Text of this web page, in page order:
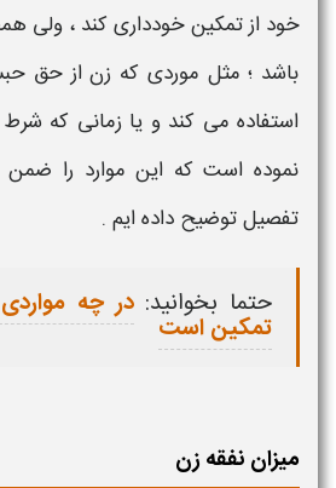
خود از تمکین خودداری کند ، ولی
باشد ؛ مثل موردی که زن از حق
استفاده می کند و یا زمانی که
نموده است که این موارد را ضمن
تفصیل توضیح داده ایم .
حتما بخوانید: در چه
تمکین است
میزان نفقه زن